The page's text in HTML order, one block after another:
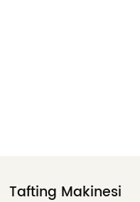
Tafting Makinesi